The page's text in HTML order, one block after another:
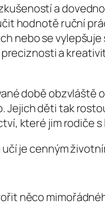
a
hodnotě ruční
nebo se
a
době obzvláště
děti tak
které jim rodiče s
je cenným
něco